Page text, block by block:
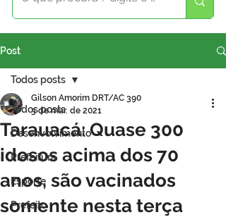
Post
Todos posts
Desenvolvimento
Prefeitura
Esporte
Prefeito
Todos posts
Tarauacá: Quase 300
idosos acima dos 70
anos, são vacinados
somente nesta terça
Gilson Amorim DRT/AC 390
3 de mar. de 2021